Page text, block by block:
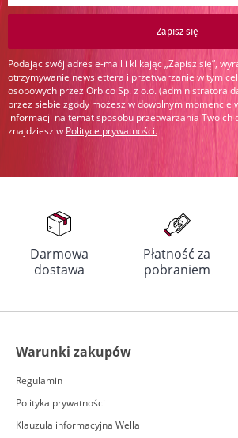
Zapisz się
Podając swój adres e-mail i klikając „Zapisz się”,
otrzymywanie newslettera i przetwarzanie w tym
osobowych przez Orbico Sp. z o.o. (administratora
przez siebie zgody możesz w dowolnym momencie
informacji na temat sposobu przetwarzania Twoich
znajdziesz w Polityce prywatności.
Darmowa
dostawa
Płatność za
pobraniem
Warunki zakupów
Regulamin
Polityka prywatności
Klauzula informacyjna Wella